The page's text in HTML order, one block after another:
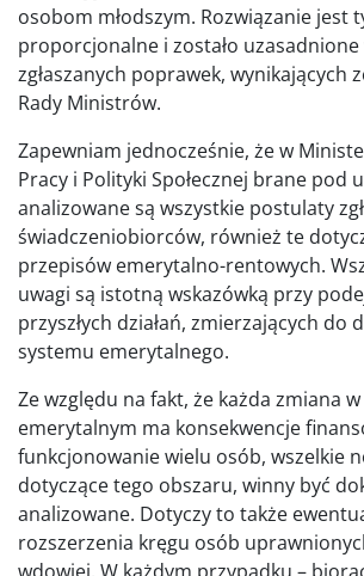
osobom młodszym. Rozwiązanie jest
proporcjonalne i zostało
zgłaszanych poprawek, wynikających
Rady Ministrów.
Zapewniam jednocześnie, że w
Pracy i Polityki Społecznej brane pod
analizowane są wszystkie postulaty
świadczeniobiorców, również te
przepisów emerytalno-rentowych.
uwagi są istotną wskazówką przy
przyszłych działań, zmierzających do
systemu emerytalnego.
Ze względu na fakt, że każda zmiana
emerytalnym ma konsekwencje
funkcjonowanie wielu osób, wszelkie
dotyczące tego obszaru, winny być
analizowane. Dotyczy to także
rozszerzenia kręgu osób